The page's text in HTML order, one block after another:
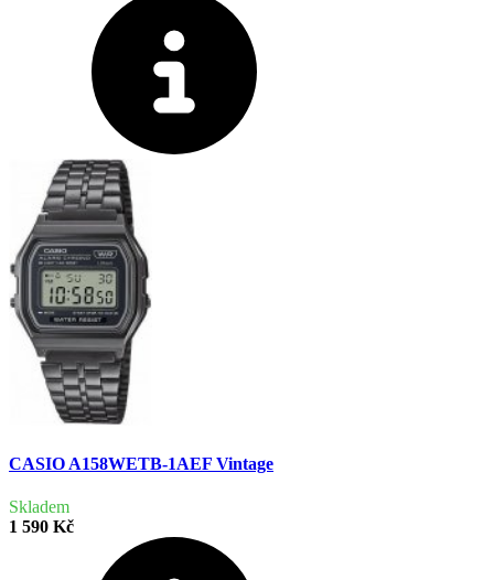
CASIO A158WETB-1AEF Vintage
Skladem
1 590 Kč